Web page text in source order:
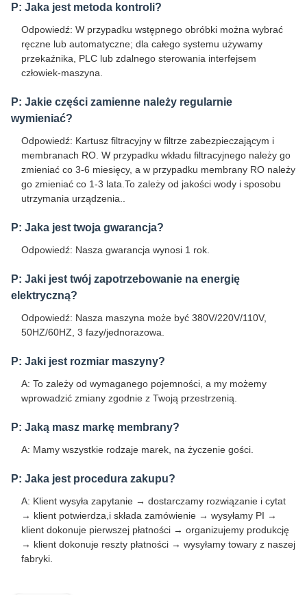
P: Jaka jest metoda kontroli?
Odpowiedź: W przypadku wstępnego obróbki można wybrać
ręczne lub automatyczne; dla całego systemu używamy
przekaźnika, PLC lub zdalnego sterowania interfejsem
człowiek-maszyna.
P: Jakie części zamienne należy regularnie
wymieniać?
Odpowiedź: Kartusz filtracyjny w filtrze zabezpieczającym i
membranach RO. W przypadku wkładu filtracyjnego należy go
zmieniać co 3-6 miesięcy, a w przypadku membrany RO należy
go zmieniać co 1-3 lata.To zależy od jakości wody i sposobu
utrzymania urządzenia..
P: Jaka jest twoja gwarancja?
Odpowiedź: Nasza gwarancja wynosi 1 rok.
P: Jaki jest twój zapotrzebowanie na energię
elektryczną?
Odpowiedź: Nasza maszyna może być 380V/220V/110V,
50HZ/60HZ, 3 fazy/jednorazowa.
P: Jaki jest rozmiar maszyny?
A: To zależy od wymaganego pojemności, a my możemy
wprowadzić zmiany zgodnie z Twoją przestrzenią.
P: Jaką masz markę membrany?
A: Mamy wszystkie rodzaje marek, na życzenie gości.
P: Jaka jest procedura zakupu?
A: Klient wysyła zapytanie → dostarczamy rozwiązanie i cytat
→ klient potwierdza,i składa zamówienie → wysyłamy PI →
klient dokonuje pierwszej płatności → organizujemy produkcję
→ klient dokonuje reszty płatności → wysyłamy towary z naszej
fabryki.